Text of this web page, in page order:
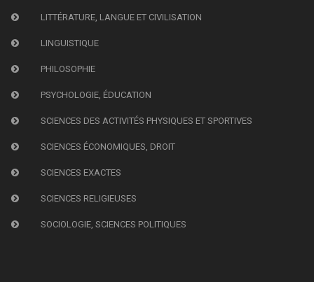
LITTÉRATURE, LANGUE ET CIVILISATION
LINGUISTIQUE
PHILOSOPHIE
PSYCHOLOGIE, ÉDUCATION
SCIENCES DES ACTIVITÉS PHYSIQUES ET SPORTIVES
SCIENCES ÉCONOMIQUES, DROIT
SCIENCES EXACTES
SCIENCES RELIGIEUSES
SOCIOLOGIE, SCIENCES POLITIQUES